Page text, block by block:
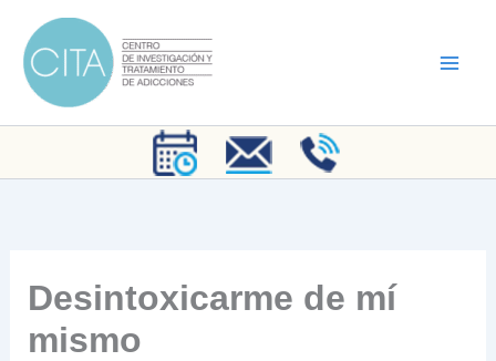
contenido
Desintoxicarme de mí
mismo